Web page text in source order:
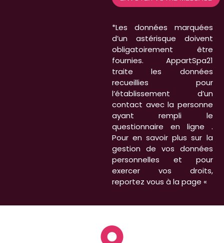
Alternative:
*Les données marquées
d’un astérisque doivent
obligatoirement être
fournies. AppartSpa21
traite les données
recueillies pour
l’établissement d’un
contact avec la personne
ayant rempli le
questionnaire en ligne .
Pour en savoir plus sur la
gestion de vos données
personnelles et pour
exercer vos droits,
reportez vous à la page «